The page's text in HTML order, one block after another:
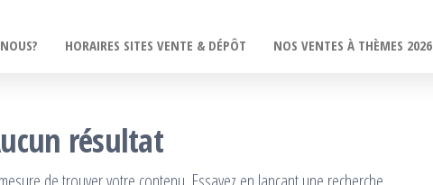
HORAIRES SITES VENTE & DÉPÔT NOS VENTES À THÈMES 2026
résultat